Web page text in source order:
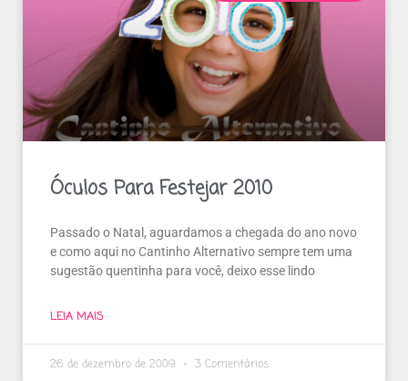
Óculos Para Festejar 2010
Passado o Natal, aguardamos a chegada do ano novo
e como aqui no Cantinho Alternativo sempre tem uma
sugestão quentinha para você, deixo esse lindo
LEIA MAIS
26 de dezembro de 2009 3 Comentários